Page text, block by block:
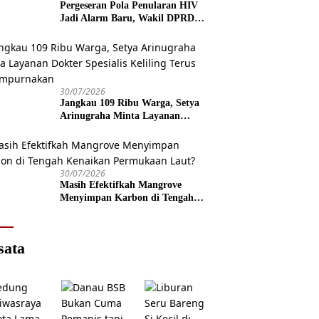
Pergeseran Pola Penularan HIV
Jadi Alarm Baru, Wakil DPRD
Lebih Tegas
30/07/2026
Jangkau 109 Ribu Warga, Setya
Arinugraha Minta Layanan
Disempurnakan
30/07/2026
Masih Efektifkah Mangrove
Menyimpan Karbon di Tengah